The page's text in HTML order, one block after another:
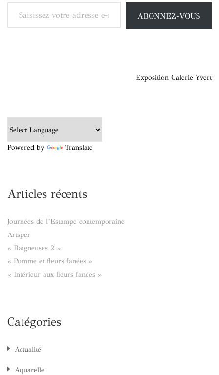
Saisissez votre adresse e-mail…
ABONNEZ-VOUS
Exposition Galerie Yvert
Powered by Translate
Articles récents
Journées de l’Estampe contemporaine
Artsper
« Baigneuses 2 »
« Pomme et fleurs fanées »
« Intérieur aux fleurs fanées »
Catégories
Actualité
Aquarelle